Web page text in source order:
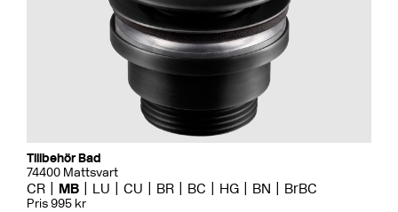
Tillbehör Bad
74400 Mattsvart
CR MB LU CU BR BC HG BN BrBC
Pris 995 kr